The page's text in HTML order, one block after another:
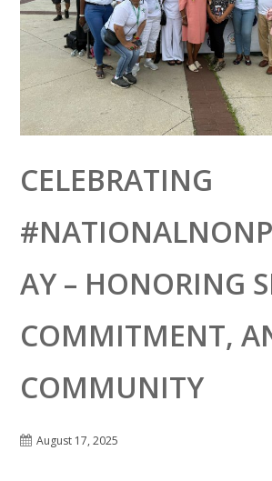
CELEBRATING
AY – HONORING
COMMITMENT,
COMMUNITY
August 17, 2025